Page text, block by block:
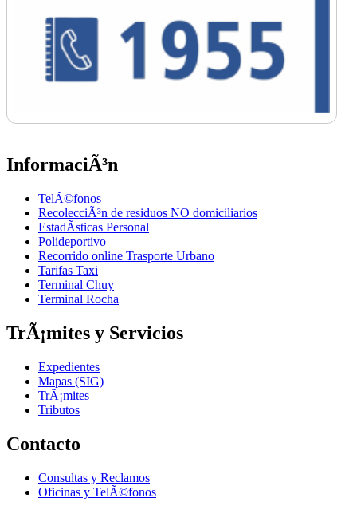
InformaciÃ³n
TelÃ©fonos
RecolecciÃ³n de residuos NO domiciliarios
EstadÃ­sticas Personal
Polideportivo
Recorrido online Trasporte Urbano
Tarifas Taxi
Terminal Chuy
Terminal Rocha
TrÃ¡mites y Servicios
Expedientes
Mapas (SIG)
TrÃ¡mites
Tributos
Contacto
Consultas y Reclamos
Oficinas y TelÃ©fonos